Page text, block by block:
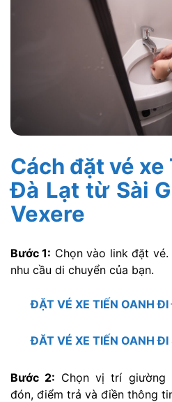
Cách đặt vé xe
Đà Lạt từ Sài
Vexere
Bước 1: Chọn vào link đặt
nhu cầu di chuyển của bạn.
ĐẶT VÉ XE TIẾN OANH
ĐĂT VÉ XE TIẾN OANH
Bước 2: Chọn vị trí giường
đón, điểm trả và điền thông